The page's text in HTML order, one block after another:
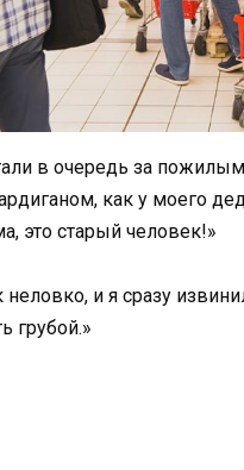
в очередь за
как у моего
это старый человек!»
неловко, и я сразу
грубой.»